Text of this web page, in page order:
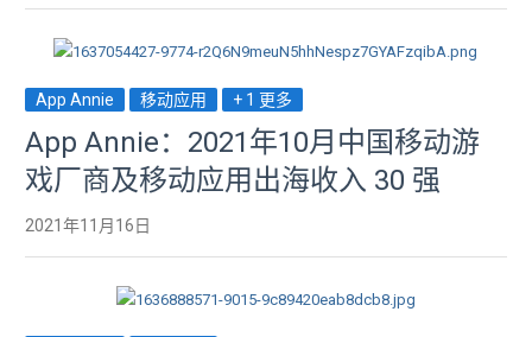
App Annie 移动应用 + 1 更多
App Annie：2021年10月中国移动游
戏厂商及移动应用出海收入 30 强
2021年11月16日